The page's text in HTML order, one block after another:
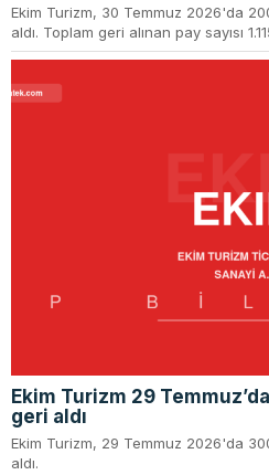
Ekim Turizm, 30 Temmuz 2026'da
aldı. Toplam geri alınan pay sayısı
Ekim Turizm 29
geri aldı
Ekim Turizm, 29 Temmuz 2026'da
aldı.